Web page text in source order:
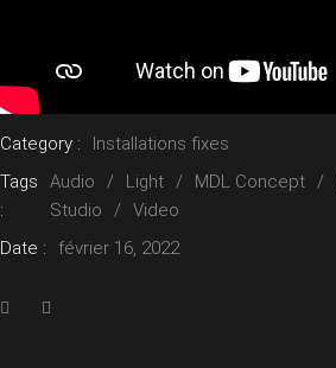
Category :
Installations fixes
Tags
:
Audio Light MDL Concept
Studio
Video
Date :
février 16, 2022